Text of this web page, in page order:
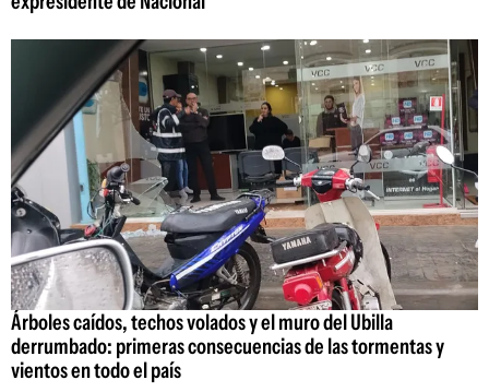
Árboles caídos, techos volados y el muro del Ubilla
derrumbado: primeras consecuencias de las tormentas y
vientos en todo el país